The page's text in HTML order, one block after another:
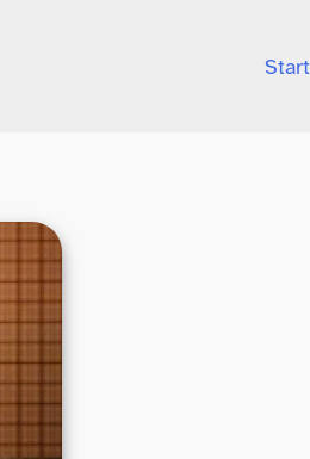
Start